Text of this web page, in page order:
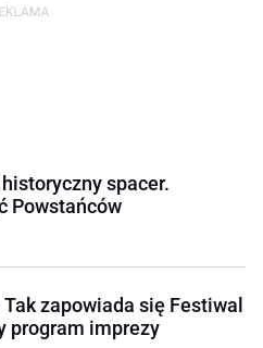
spacer.
Powstańców
zapowiada się Festiwal
program imprezy